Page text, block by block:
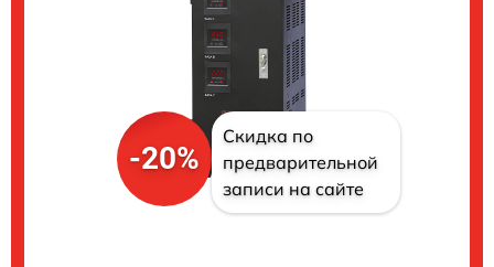
-20%
Скидка по
предварительной
записи на сайте